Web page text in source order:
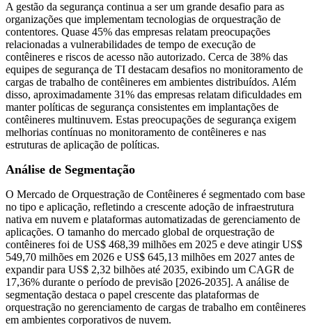
A gestão da segurança continua a ser um grande desafio para as
organizações que implementam tecnologias de orquestração de
contentores. Quase 45% das empresas relatam preocupações
relacionadas a vulnerabilidades de tempo de execução de
contêineres e riscos de acesso não autorizado. Cerca de 38% das
equipes de segurança de TI destacam desafios no monitoramento de
cargas de trabalho de contêineres em ambientes distribuídos. Além
disso, aproximadamente 31% das empresas relatam dificuldades em
manter políticas de segurança consistentes em implantações de
contêineres multinuvem. Estas preocupações de segurança exigem
melhorias contínuas no monitoramento de contêineres e nas
estruturas de aplicação de políticas.
Análise de Segmentação
O Mercado de Orquestração de Contêineres é segmentado com base
no tipo e aplicação, refletindo a crescente adoção de infraestrutura
nativa em nuvem e plataformas automatizadas de gerenciamento de
aplicações. O tamanho do mercado global de orquestração de
contêineres foi de US$ 468,39 milhões em 2025 e deve atingir US$
549,70 milhões em 2026 e US$ 645,13 milhões em 2027 antes de
expandir para US$ 2,32 bilhões até 2035, exibindo um CAGR de
17,36% durante o período de previsão [2026-2035]. A análise de
segmentação destaca o papel crescente das plataformas de
orquestração no gerenciamento de cargas de trabalho em contêineres
em ambientes corporativos de nuvem.